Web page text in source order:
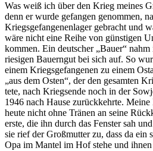
Was weiß ich über den Krieg meines
denn er wurde gefan­gen genom­men,
Kriegs­ge­fan­ge­nen­la­ger gebracht und
wäre nicht eine Reihe von güns­ti­gen
kom­men. Ein deut­scher „Bauer“
rie­si­gen Bau­ern­gut bei sich auf. So
einem Kriegs­ge­fan­ge­nen zu einem
„aus dem Osten“, der den gesam­ten
tete, nach Kriegs­ende noch in der
1946 nach Hause zurück­kehrte.
heute nicht ohne Tränen an seine
erste, die ihn durch das Fenster sah
sie rief der Groß­mutter zu, dass da ein
Opa im Mantel im Hof stehe und